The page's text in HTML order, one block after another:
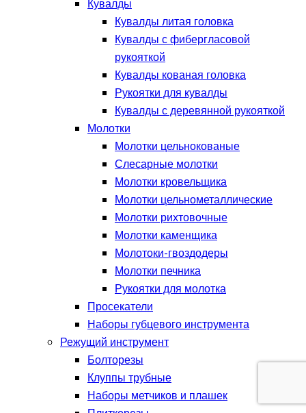
Кувалды
Кувалды литая головка
Кувалды с фибергласовой
рукояткой
Кувалды кованая головка
Рукоятки для кувалды
Кувалды с деревянной рукояткой
Молотки
Молотки цельнокованые
Слесарные молотки
Молотки кровельщика
Молотки цельнометаллические
Молотки рихтовочные
Молотки каменщика
Молотоки-гвоздодеры
Молотки печника
Рукоятки для молотка
Просекатели
Наборы губцевого инструмента
Режущий инструмент
Болторезы
Клуппы трубные
Наборы метчиков и плашек